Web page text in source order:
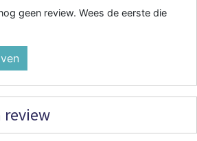
geen review. Wees de eerste die
review